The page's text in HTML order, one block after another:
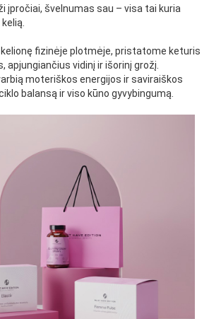
įpročiai, švelnumas sau – visa tai kuria
fizinėje plotmėje, pristatome keturis
apjungiančius vidinį ir išorinį grožį.
moteriškos energijos ir saviraiškos
balansą ir viso kūno gyvybingumą.